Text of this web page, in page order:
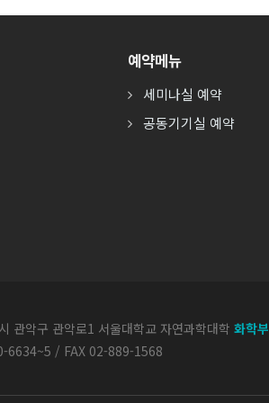
예약메뉴
세미나실 예약
공동기기실 예약
관악구 관악로1 서울대학교 자연과학대학화학부
6634~5 / FAX 02-889-1568